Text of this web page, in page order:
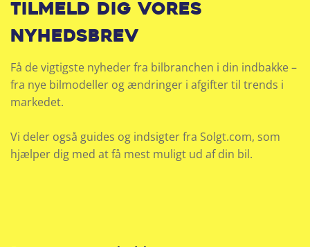
Tilmeld dig vores
nyhedsbrev
Få de vigtigste nyheder fra bilbranchen i din indbakke –
fra nye bilmodeller og ændringer i afgifter til trends i
markedet.
Vi deler også guides og indsigter fra Solgt.com, som
hjælper dig med at få mest muligt ud af din bil.